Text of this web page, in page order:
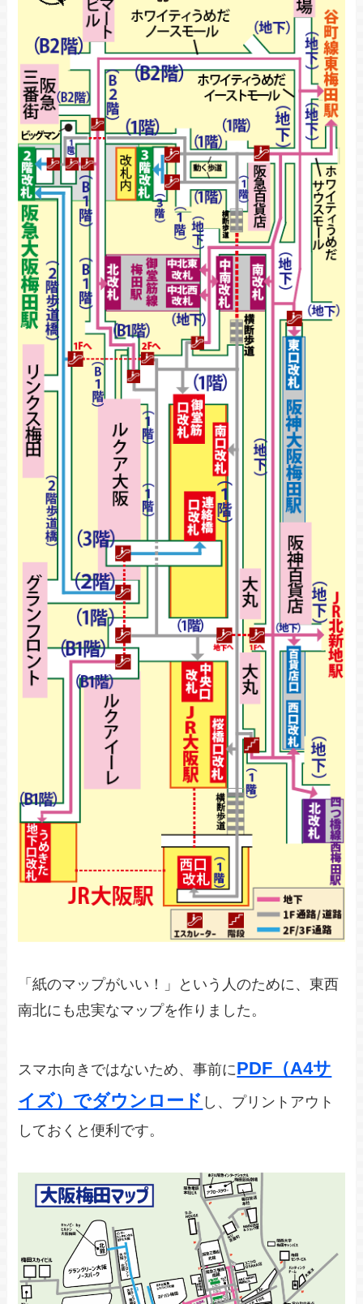
「紙のマップがいい！」という人のために、東西
南北にも忠実なマップを作りました。
スマホ向きではないため、事前にPDF（A4サ
イズ）でダウンロード し、プリントアウト
しておくと便利です。